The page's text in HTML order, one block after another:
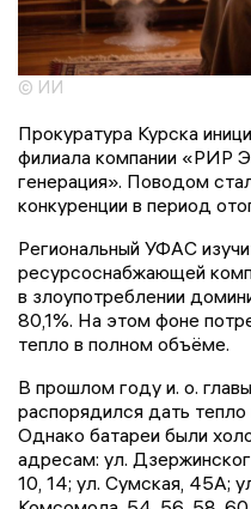
© ИИ
Прокуратура Курска
филиала компании «РИР
генерация». Поводом
конкуренции в период
Региональный УФАС
ресурсоснабжающей
в злоупотреблении
80,1%. На этом фоне
тепло в полном объёме.
В прошлом году и. о.
распорядился дать
Однако батареи были
адресам: ул.
10, 14; ул. Сумская, 45А;